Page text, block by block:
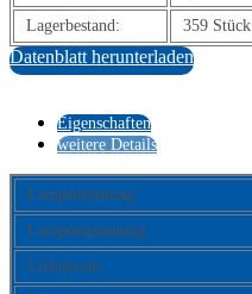
Lagerbestand:
359 Stück
Datenblatt herunterladen
Eigenschaften
weitere Details
Lampenleistung:
Lampenspannung:
Lichtstrom: